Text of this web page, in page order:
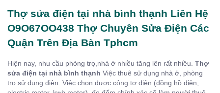
Thợ sửa điện tại nhà bình thạnh Liên Hệ
O9O67OO438 Thợ Chuyên Sửa Điện Các
Quận Trên Địa Bàn Tphcm
Hiện nay, nhu cầu phòng trọ,nhà ở nhiều tăng lên rất nhiều. Thợ
sửa điện tại nhà bình thạnh Việc thuê sử dụng nhà ở, phòng
trọ sử dụng điện. Việc chọn được công tơ điện (đồng hồ điện,